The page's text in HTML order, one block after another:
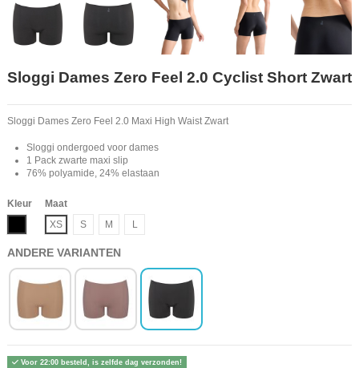
Sloggi Dames Zero Feel 2.0 Cyclist Short Zwart
Sloggi Dames Zero Feel 2.0 Maxi High Waist Zwart
Sloggi ondergoed voor dames
1 Pack zwarte maxi slip
76% polyamide, 24% elastaan
Kleur
Maat
XS
S M L
ANDERE VARIANTEN
Voor 22:00 besteld, is zelfde dag verzonden!